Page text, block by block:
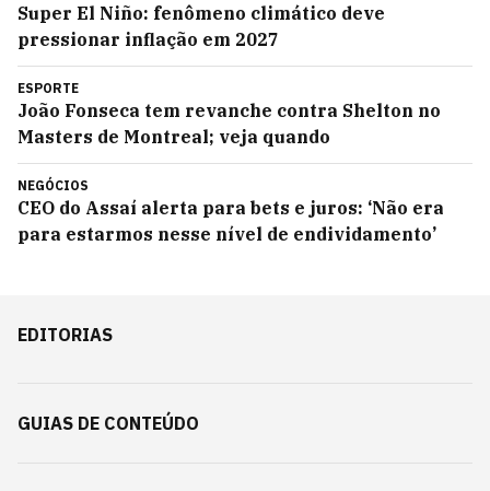
Super El Niño: fenômeno climático deve
pressionar inflação em 2027
ESPORTE
João Fonseca tem revanche contra Shelton no
Masters de Montreal; veja quando
NEGÓCIOS
CEO do Assaí alerta para bets e juros: ‘Não era
para estarmos nesse nível de endividamento’
EDITORIAS
GUIAS DE CONTEÚDO